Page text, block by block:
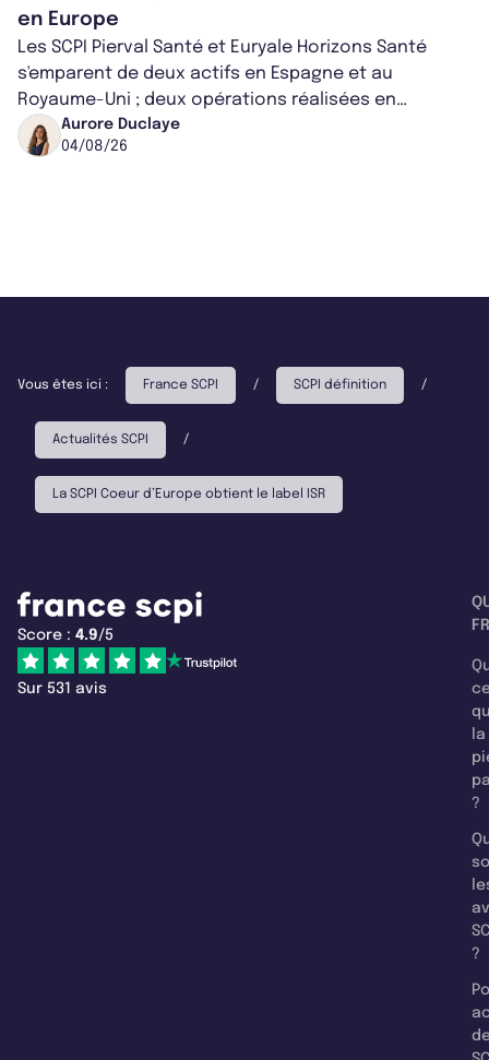
en Europe
Les SCPI Pierval Santé et Euryale Horizons Santé
s'emparent de deux actifs en Espagne et au
Royaume-Uni ; deux opérations réalisées en
partenariat. Ces co-acquisitions permettent a...
Aurore Duclaye
04/08/26
Vous êtes ici : France SCPI / SCPI définition /
Actualités SCPI /
La SCPI Coeur d’Europe obtient le label ISR
Score : 4.9/5
Sur 531 avis
la
?
?